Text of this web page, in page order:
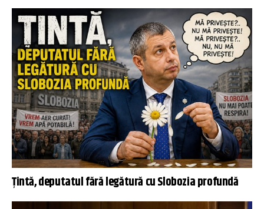
Țintă, deputatul fără legătură cu Slobozia profundă